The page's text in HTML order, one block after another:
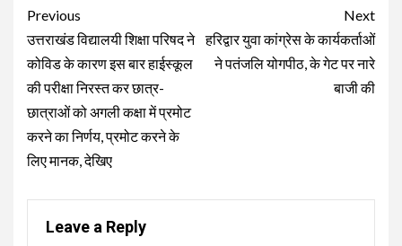
Post
navigation
Previous
उत्तराखंड विद्यालयी शिक्षा परिषद ने
कोविड के कारण इस बार हाईस्कूल
की परीक्षा निरस्त कर छात्र-
छात्राओं को अगली कक्षा में प्रमोट
करने का निर्णय, प्रमोट करने के
लिए मानक, देखिए
Next
हरिद्वार युवा कांग्रेस के कार्यकर्ताओं
ने पतंजलि योगपीठ, के गेट पर नारे
बाजी की
Leave a Reply